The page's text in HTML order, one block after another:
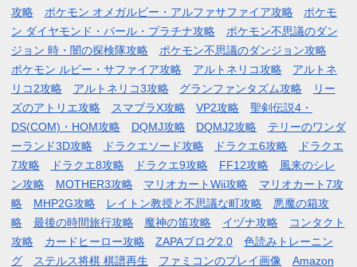
攻略
ポケモン オメガルビー・アルファサファイア攻略
ポケモ
ン ダイヤモンド・パール・プラチナ攻略
ポケモン不思議のダン
ジョン 時・闇の探検隊攻略
ポケモン不思議のダンジョン攻略
ポケモン ルビー・サファイア攻略
アルトネリコ攻略
アルトネ
リコ2攻略
アルトネリコ3攻略 グランファンタズム攻略
リー
ズのアトリエ攻略
スマブラX攻略 VP2攻略
聖剣伝説4・
DS(COM)・HOM攻略
DQMJ攻略 DQMJ2攻略
テリーのワンダ
ーランド3D攻略
ドラクエソード攻略 ドラクエ6攻略
ドラクエ
7攻略
ドラクエ8攻略 ドラクエ9攻略 FF12攻略
風来のシレ
ン攻略
MOTHER3攻略 マリオカートWii攻略
マリオカート7攻
略
MHP2G攻略 レイトン教授と不思議な町攻略
悪魔の箱攻
略
最後の時間旅行攻略 魔神の笛攻略 イヅナ攻略
コンタクト
攻略
カードヒーロー攻略 ZAPAブログ2.0
色読みトレーニン
グ
ステルス将棋 棋譜再生 ファミコンのプレイ画像 Amazon